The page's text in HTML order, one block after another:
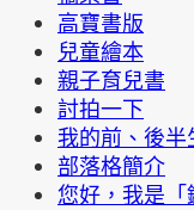
高寶書版
兒童繪本
親子育兒書
討拍一下
我的前、後半
部落格簡介
您好，我是「